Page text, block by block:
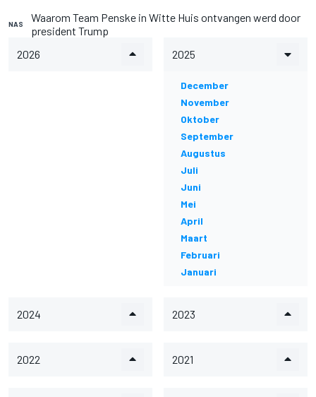
NAS
Waarom Team Penske in Witte Huis ontvangen werd door
president Trump
2026
2025
December
November
Oktober
September
Augustus
Juli
Juni
Mei
April
Maart
Februari
Januari
2024 2023
2022 2021